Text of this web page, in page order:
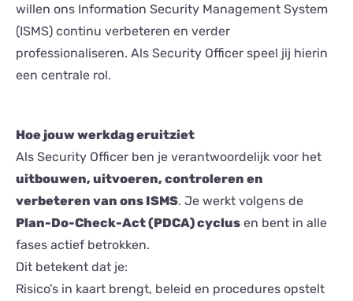
willen ons Information Security Management System
(ISMS) continu verbeteren en verder
professionaliseren. Als Security Officer speel jij hierin
een centrale rol.
Hoe jouw werkdag eruitziet
Als Security Officer ben je verantwoordelijk voor het
uitbouwen, uitvoeren, controleren en
verbeteren van ons ISMS. Je werkt volgens de
Plan-Do-Check-Act (PDCA) cyclus en bent in alle
fases actief betrokken.
Dit betekent dat je:
Risico’s in kaart brengt, beleid en procedures opstelt